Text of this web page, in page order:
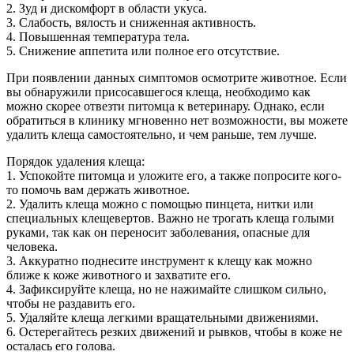
2. Зуд и дискомфорт в области укуса.
3. Слабость, вялость и сниженная активность.
4. Повышенная температура тела.
5. Снижение аппетита или полное его отсутствие.
При появлении данных симптомов осмотрите животное. Если
вы обнаружили присосавшегося клеща, необходимо как
можно скорее отвезти питомца к ветеринару. Однако, если
обратиться в клинику мгновенно нет возможности, вы можете
удалить клеща самостоятельно, и чем раньше, тем лучше.
Порядок удаления клеща:
1. Успокойте питомца и уложите его, а также попросите кого-
то помочь вам держать животное.
2. Удалить клеща можно с помощью пинцета, нитки или
специальных клещевертов. Важно не трогать клеща голыми
руками, так как он переносит заболевания, опасные для
человека.
3. Аккуратно поднесите инструмент к клещу как можно
ближе к коже животного и захватите его.
4. Зафиксируйте клеща, но не нажимайте слишком сильно,
чтобы не раздавить его.
5. Удаляйте клеща легкими вращательными движениями.
6. Остерегайтесь резких движений и рывков, чтобы в коже не
осталась его голова.